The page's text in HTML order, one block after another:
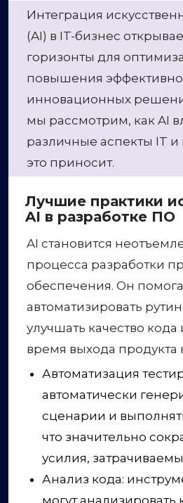
Интеграция
(AI) в IT-бизнес
горизонты для
повышения
инновационных
мы рассмотрим, как AI
различные аспекты IT и
это приносит.
Лучшие практики
AI в разработке ПО
AI становится
процесса разработки
обеспечения. Он
автоматизировать
улучшать качество кода
время выхода продукта
Автоматизация
автоматически
сценарии и
что значительно
усилия,
Анализ кода: